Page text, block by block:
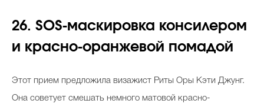
26. SOS-маскировка консилером
и красно-оранжевой помадой
Этот прием предложила визажист Риты Оры Кэти Джунг.
Она советует смешать немного матовой красно-